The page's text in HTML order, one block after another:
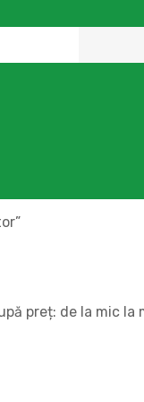
preț: de la mic la